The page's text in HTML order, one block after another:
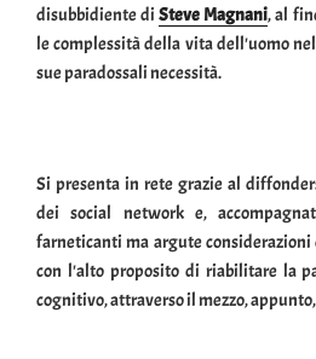
disubbidiente diSteve Magnani, al
le complessità della vita dell'uomo
sue paradossali necessità.
Si presenta in rete grazie al
dei social network e,
farneticanti ma argute considerazioni
con l'alto proposito di riabilitare la
cognitivo, attraverso il mezzo,